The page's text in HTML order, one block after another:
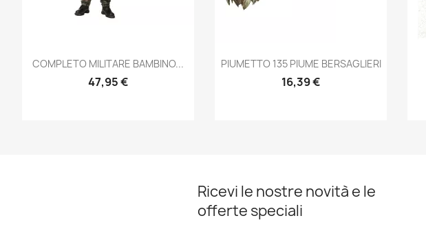
Anteprima
COMPLETO MILITARE BAMBINO...
47,95 €
Anteprima
PIUMETTO 135 PIUME BERSAGLIERI
16,39 €
Ricevi le nostre novità e le
offerte speciali